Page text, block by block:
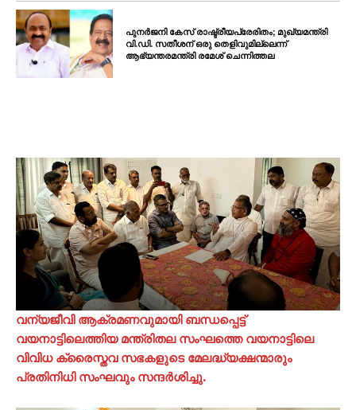
പുനർജനി കേസ് രാഷ്ട്രീയപ്രേരിതം; മുഖ്യമന്ത്രി
വി.ഡി. സതീശന് ഒരു തെളിവുമില്ലെന്ന്
ആഭ്യന്തരമന്ത്രി രമേശ് ചെന്നിത്തല
വന്യജീവി ആക്രമണവുമായി ബന്ധപ്പെട്ട്
വയനാട്ടിലെത്തിയ മന്ത്രിതല സംഘത്തെ വയനാട്ടിലെ
വിവിധ ക്രൈസ്തവ സഭകളുടെ മേലദ്ധ്യക്ഷന്മാരും
പ്രതിനിധി സംഘവും സന്ദർശിച്ചു.